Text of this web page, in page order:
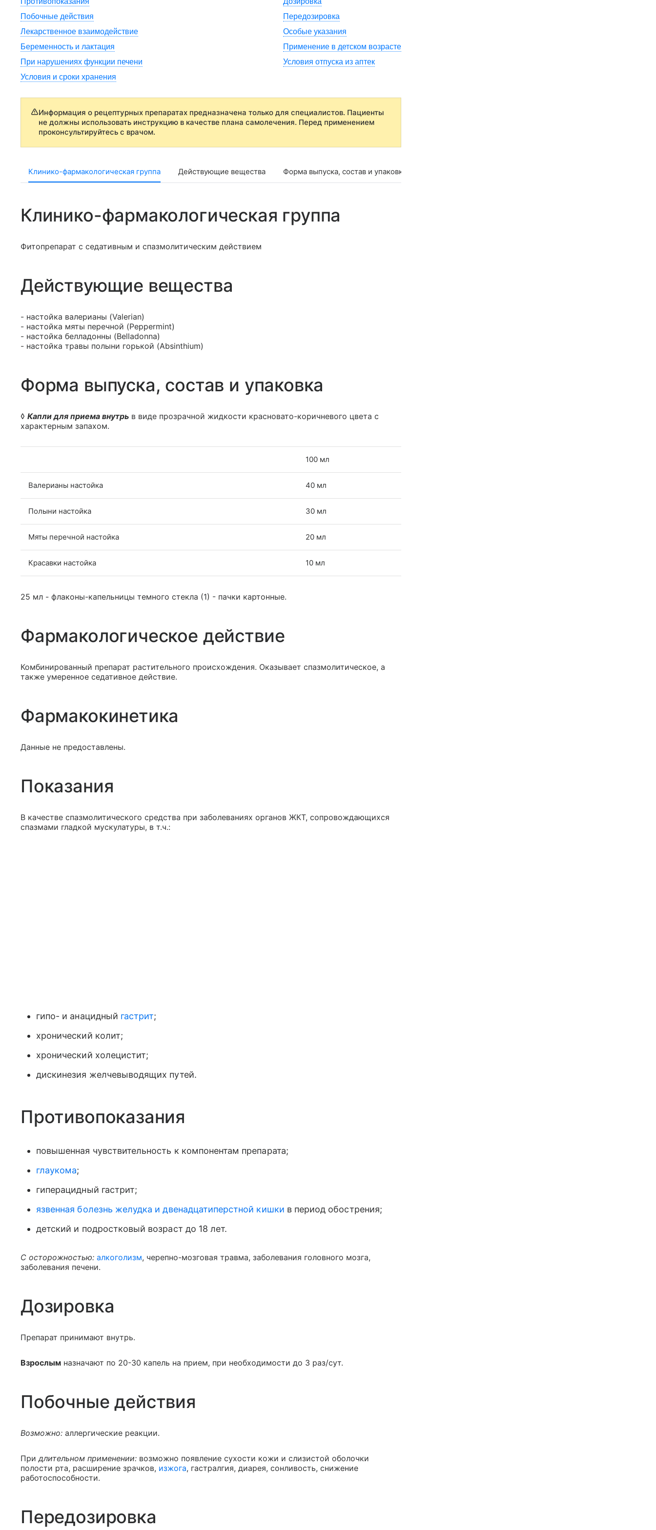
Побочные действия
Передозировка
Лекарственное взаимодействие
Особые указания
Беременность и лактация
Применение в детском возрасте
При нарушениях функции печени
Условия отпуска из аптек
Условия и сроки хранения
Информация о рецептурных препаратах предназначена только для специалистов. Пациенты
не должны использовать инструкцию в качестве плана самолечения. Перед применением
проконсультируйтесь с врачом.
Клинико-фармакологическая группа Действующие вещества Форма выпуска, состав и упаковка
Клинико-фармакологическая группа
Фитопрепарат с седативным и спазмолитическим действием
Действующие вещества
- настойка валерианы (Valerian)
- настойка мяты перечной (Peppermint)
- настойка белладонны (Belladonna)
- настойка травы полыни горькой (Absinthium)
Форма выпуска, состав и упаковка
◊ Капли для приема внутрь в виде прозрачной жидкости красновато-коричневого цвета с
характерным запахом.
100 мл
Валерианы настойка 40 мл
Полыни настойка 30 мл
Мяты перечной настойка 20 мл
Красавки настойка 10 мл
25 мл - флаконы-капельницы темного стекла (1) - пачки картонные.
Фармакологическое действие
Комбинированный препарат растительного происхождения. Оказывает спазмолитическое, а
также умеренное седативное действие.
Фармакокинетика
Данные не предоставлены.
Показания
В качестве спазмолитического средства при заболеваниях органов ЖКТ, сопровождающихся
спазмами гладкой мускулатуры, в т.ч.:
гипо- и анацидный гастрит;
хронический колит;
хронический холецистит;
дискинезия желчевыводящих путей.
Противопоказания
повышенная чувствительность к компонентам препарата;
глаукома;
гиперацидный гастрит;
язвенная болезнь желудка и двенадцатиперстной кишки в период обострения;
детский и подростковый возраст до 18 лет.
С осторожностью: алкоголизм, черепно-мозговая травма, заболевания головного мозга,
заболевания печени.
Дозировка
Препарат принимают внутрь.
Взрослым назначают по 20-30 капель на прием, при необходимости до 3 раз/сут.
Побочные действия
Возможно: аллергические реакции.
Придлительном применении: возможно появление сухости кожи и слизистой оболочки
полости рта, расширение зрачков, изжога, гастралгия, диарея, сонливость, снижение
работоспособности.
Передозировка